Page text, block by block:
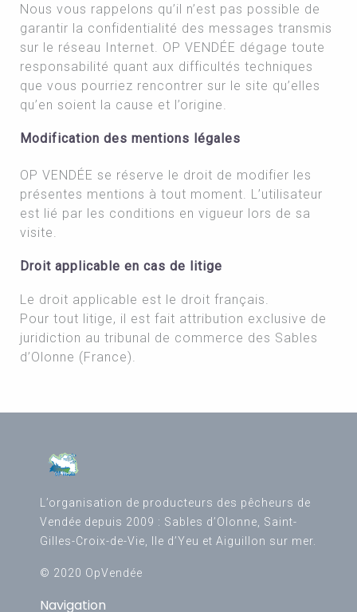
Nous vous rappelons qu’il n’est pas possible de
garantir la confidentialité des messages transmis
sur le réseau Internet. OP VENDÉE dégage toute
responsabilité quant aux difficultés techniques
que vous pourriez rencontrer sur le site qu’elles
qu’en soient la cause et l’origine.
Modification des mentions légales
OP VENDÉE se réserve le droit de modifier les
présentes mentions à tout moment. L’utilisateur
est lié par les conditions en vigueur lors de sa
visite.
Droit applicable en cas de litige
Le droit applicable est le droit français.
Pour tout litige, il est fait attribution exclusive de
juridiction au tribunal de commerce des Sables
d’Olonne (France).
L’organisation de producteurs des pêcheurs de
Vendée depuis 2009 : Sables d’Olonne, Saint-
Gilles-Croix-de-Vie, Ile d’Yeu et Aiguillon sur mer.
© 2020 OpVendée
Navigation